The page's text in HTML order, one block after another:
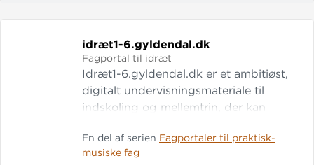
idræt1-6.gyldendal.dk
Fagportal til idræt
Idræt1-6.gyldendal.dk er et ambitiøst,
digitalt undervisningsmateriale til
indskoling og mellemtrin, der kan
idrætsundervisningen. Sigtet med
materialet er undervisning på fagets
En del af serien Fagportaler til praktisk-
musiske fag